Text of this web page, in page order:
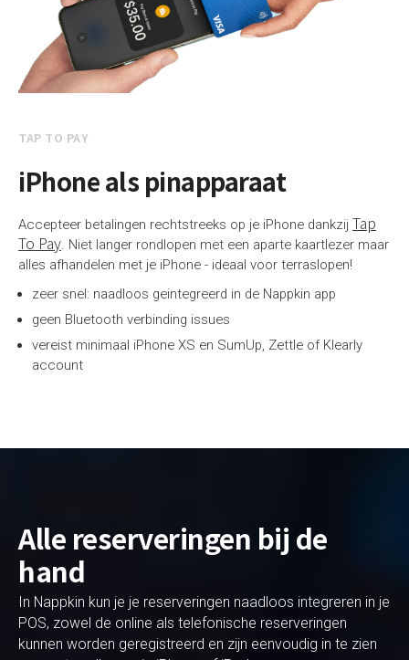
TAP TO PAY
iPhone als pinapparaat
Accepteer betalingen rechtstreeks op je iPhone dankzij Tap
To Pay. Niet langer rondlopen met een aparte kaartlezer maar
alles afhandelen met je iPhone - ideaal voor terraslopen!
zeer snel: naadloos geintegreerd in de Nappkin app
geen Bluetooth verbinding issues
vereist minimaal iPhone XS en SumUp, Zettle of Klearly
account
Alle reserveringen bij de
hand
In Nappkin kun je je reserveringen naadloos integreren in je
POS, zowel de online als telefonische reserveringen
kunnen worden geregistreerd en zijn eenvoudig in te zien